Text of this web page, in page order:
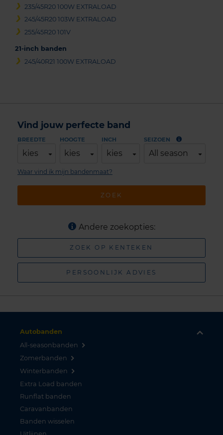
235/45R20 100W EXTRALOAD
245/45R20 103W EXTRALOAD
255/45R20 101V
21-inch banden
245/40R21 100W EXTRALOAD
Vind jouw perfecte band
BREEDTE
kies
HOOGTE
kies
INCH
kies
SEIZOEN
All season
ZOEK
Waar vind ik mijn bandenmaat?
Andere zoekopties:
ZOEK OP KENTEKEN
PERSOONLIJK ADVIES
Autobanden
All-seasonbanden
Zomerbanden
Winterbanden
Extra Load banden
Runflat banden
Caravanbanden
Banden wisselen